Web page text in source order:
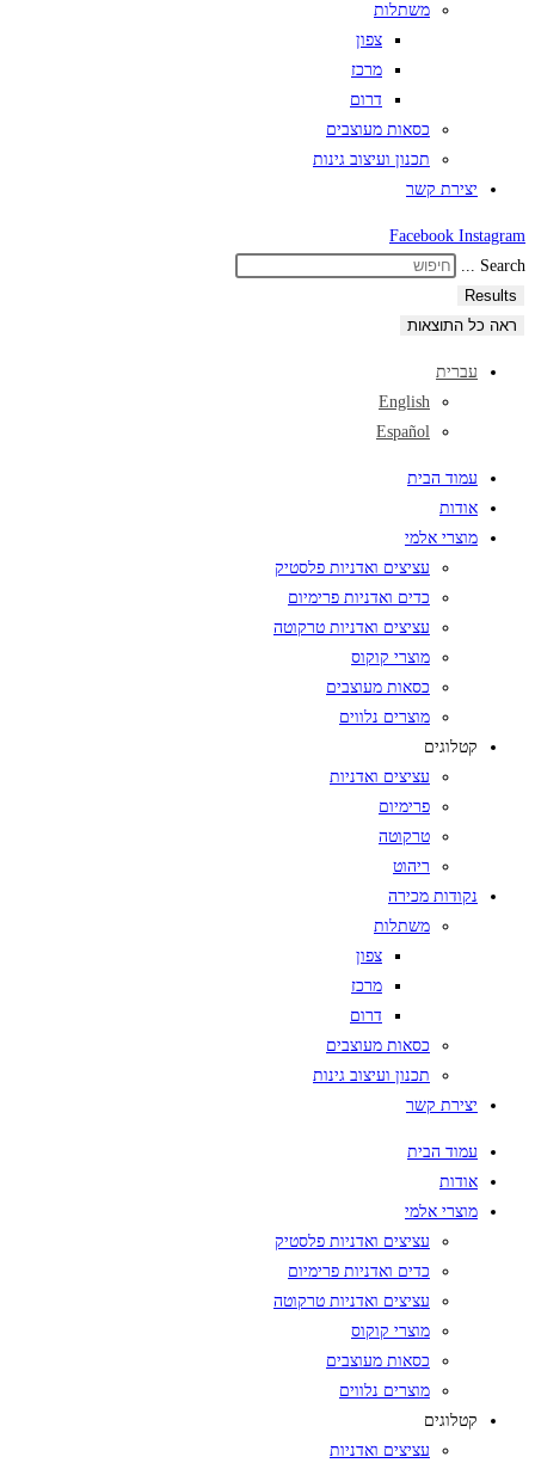
משתלות
צפון
מרכז
דרום
כסאות מעוצבים
תכנון ועיצוב גינות
יצירת קשר
Facebook Instagram
Search ...
Results
ראה כל התוצאות
עברית
English
Español
עמוד הבית
אודות
מוצרי אלמי
עציצים ואדניות פלסטיק
כדים ואדניות פרימיום
עציצים ואדניות טרקוטה
מוצרי קוקוס
כסאות מעוצבים
מוצרים נלווים
קטלוגים
עציצים ואדניות
פרימיום
טרקוטה
ריהוט
נקודות מכירה
משתלות
צפון
מרכז
דרום
כסאות מעוצבים
תכנון ועיצוב גינות
יצירת קשר
עמוד הבית
אודות
מוצרי אלמי
עציצים ואדניות פלסטיק
כדים ואדניות פרימיום
עציצים ואדניות טרקוטה
מוצרי קוקוס
כסאות מעוצבים
מוצרים נלווים
קטלוגים
עציצים ואדניות